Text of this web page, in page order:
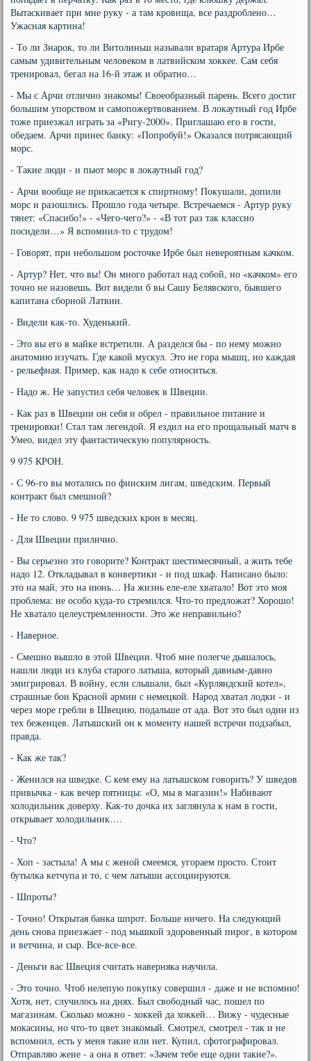
Вытаскивает при мне руку - а там кровища, все раздроблено…
Ужасная картина!
- То ли Знарок, то ли Витолиньш называли вратаря Артура Ирбе
самым удивительным человеком в латвийском хоккее. Сам себя
тренировал, бегал на 16-й этаж и обратно…
- Мы с Арчи отлично знакомы! Своеобразный парень. Всего достиг
большим упорством и самопожертвованием. В локаутный год Ирбе
тоже приезжал играть за «Ригу-2000». Приглашаю его в гости,
обедаем. Арчи принес банку: «Попробуй!» Оказался потрясающий
морс.
- Такие люди - и пьют морс в локаутный год?
- Арчи вообще не прикасается к спиртному! Покушали, допили
морс и разошлись. Прошло года четыре. Встречаемся - Артур руку
тянет: «Спасибо!» - «Чего-чего?» - «В тот раз так классно
посидели…» Я вспомнил-то с трудом!
- Говорят, при небольшом росточке Ирбе был невероятным качком.
- Артур? Нет, что вы! Он много работал над собой, но «качком» его
точно не назовешь. Вот видели б вы Сашу Белявского, бывшего
капитана сборной Латвии.
- Видели как-то. Худенький.
- Это вы его в майке встретили. А разделся бы - по нему можно
анатомию изучать. Где какой мускул. Это не гора мышц, но каждая
- рельефная. Пример, как надо к себе относиться.
- Надо ж. Не запустил себя человек в Швеции.
- Как раз в Швеции он себя и обрел - правильное питание и
тренировки! Стал там легендой. Я ездил на его прощальный матч в
Умео, видел эту фантастическую популярность.
9 975 КРОН.
- С 96-го вы мотались по финским лигам, шведским. Первый
контракт был смешной?
- Не то слово. 9 975 шведских крон в месяц.
- Для Швеции прилично.
- Вы серьезно это говорите? Контракт шестимесячный, а жить тебе
надо 12. Откладывал в конвертики - и под шкаф. Написано было:
это на май, это на июнь… На жизнь еле-еле хватало! Вот это моя
проблема: не особо куда-то стремился. Что-то предложат? Хорошо!
Не хватало целеустремленности. Это же неправильно?
- Наверное.
- Смешно вышло в этой Швеции. Чтоб мне полегче дышалось,
нашли люди из клуба старого латыша, который давным-давно
эмигрировал. В войну, если слышали, был «Курляндский котел»,
страшные бои Красной армии с немецкой. Народ хватал лодки - и
через море гребли в Швецию, подальше от ада. Вот это был один из
тех беженцев. Латышский он к моменту нашей встречи подзабыл,
правда.
- Как же так?
- Женился на шведке. С кем ему на латышском говорить? У шведов
привычка - как вечер пятницы: «О, мы в магазин!» Набивают
холодильник доверху. Как-то дочка их заглянула к нам в гости,
открывает холодильник….
- Что?
- Хоп - застыла! А мы с женой смеемся, угораем просто. Стоит
бутылка кетчупа и то, с чем латыши ассоциируются.
- Шпроты?
- Точно! Открытая банка шпрот. Больше ничего. На следующий
день снова приезжает - под мышкой здоровенный пирог, в котором
и ветчина, и сыр. Все-все-все.
- Деньги вас Швеция считать наверняка научила.
- Это точно. Чтоб нелепую покупку совершил - даже и не вспомню!
Хотя, нет, случилось на днях. Был свободный час, пошел по
магазинам. Сколько можно - хоккей да хоккей… Вижу - чудесные
мокасины, но что-то цвет знакомый. Смотрел, смотрел - так и не
вспомнил, есть у меня такие или нет. Купил, сфотографировал.
Отправляю жене - а она в ответ: «Зачем тебе еще одни такие?».